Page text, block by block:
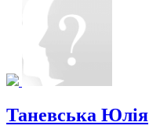
Таневська Юлія